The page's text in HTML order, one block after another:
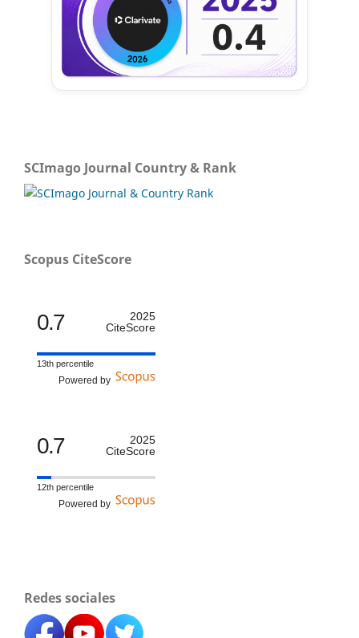
SCImago Journal Country & Rank
Scopus CiteScore
0.7
2025
CiteScore
13th percentile
Powered by
0.7
2025
CiteScore
12th percentile
Powered by
Redes sociales